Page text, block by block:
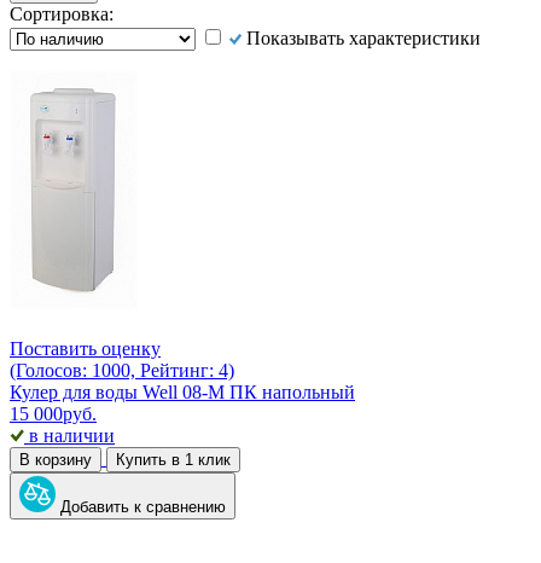
Сортировка:
Показывать характеристики
Поставить оценку
(Голосов: 1000, Рейтинг: 4)
Кулер для воды Well 08-M ПК напольный
15 000руб.
в наличии
В корзину Купить в 1 клик
Добавить к сравнению